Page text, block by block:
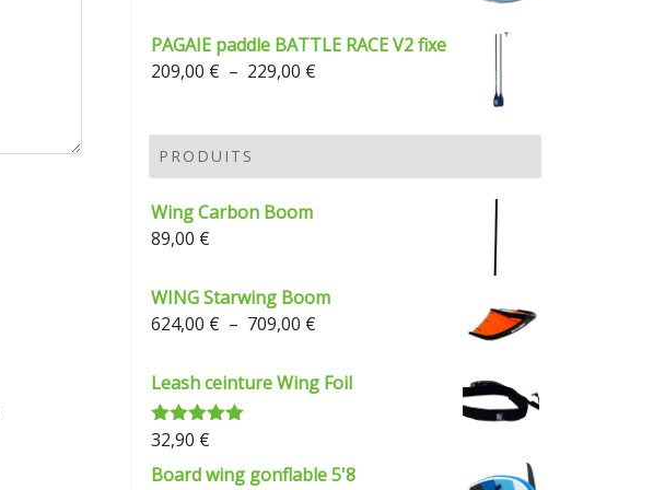
PAGAIE paddle BATTLE RACE V2 fixe
209,00 € – 229,00 €
à
PRODUITS
Wing Carbon Boom
89,00 €
WING Starwing Boom
624,00 € – 709,00 €
prix :
624,00 €
Leash ceinture Wing Foil
Note 5.00
32,90 €
Board wing gonflable 5'8